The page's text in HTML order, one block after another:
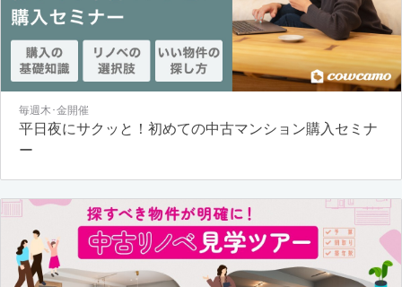
毎週木･金開催
平日夜にサクッと！初めての中古マンション購入セミナ
ー